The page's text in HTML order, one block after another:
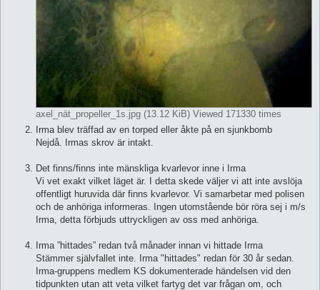
axel_nät_propeller_1s.jpg (13.12 KiB) Viewed 171330 times
Irma blev träffad av en torped eller åkte på en sjunkbomb
Nejdå. Irmas skrov är intakt.
Det finns/finns inte mänskliga kvarlevor inne i Irma
Vi vet exakt vilket läget är. I detta skede väljer vi att inte avslöja
offentligt huruvida där finns kvarlevor. Vi samarbetar med polisen
och de anhöriga informeras. Ingen utomstående bör röra sej i m/s
Irma, detta förbjuds uttryckligen av oss med anhöriga.
Irma ”hittades” redan två månader innan vi hittade Irma
Stämmer självfallet inte. Irma "hittades" redan för 30 år sedan.
Irma-gruppens medlem KS dokumenterade händelsen vid den
tidpunkten utan att veta vilket fartyg det var frågan om, och